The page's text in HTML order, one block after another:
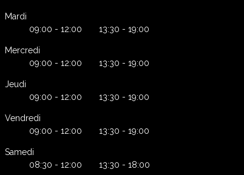
Mardi
09:00 - 12:00 13:30 - 19:00
Mercredi
09:00 - 12:00 13:30 - 19:00
Jeudi
09:00 - 12:00 13:30 - 19:00
Vendredi
09:00 - 12:00 13:30 - 19:00
Samedi
08:30 - 12:00 13:30 - 18:00